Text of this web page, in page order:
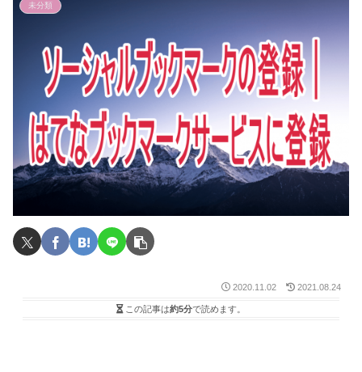
未分類
2020.11.02 2021.08.24
この記事は約5分で読めます。